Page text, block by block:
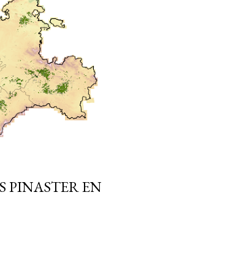
PINASTER EN